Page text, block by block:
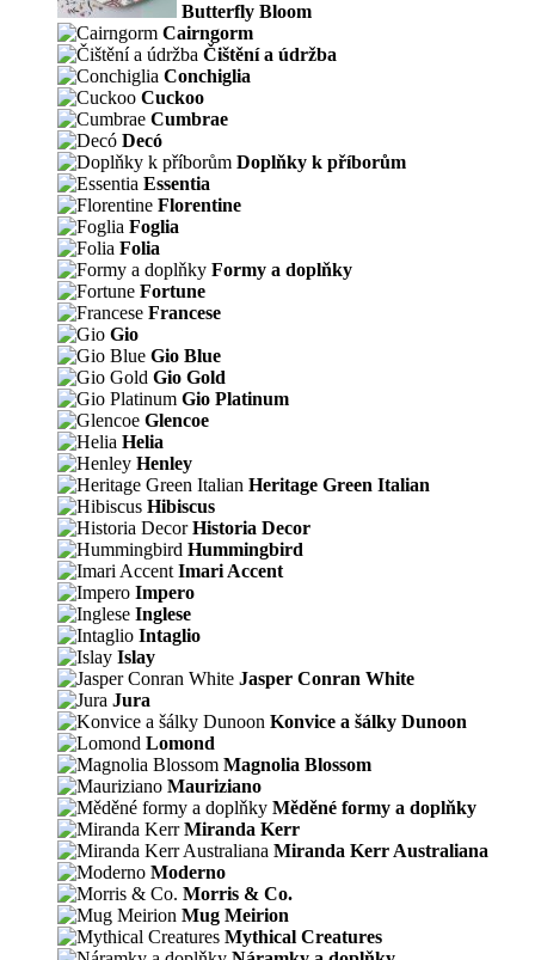
Butterfly Bloom
Cairngorm
Čištění a údržba
Conchiglia
Cuckoo
Cumbrae
Decó
Doplňky k příborům
Essentia
Florentine
Foglia
Folia
Formy a doplňky
Fortune
Francese
Gio
Gio Blue
Gio Gold
Gio Platinum
Glencoe
Helia
Henley
Heritage Green Italian
Hibiscus
Historia Decor
Hummingbird
Imari Accent
Impero
Inglese
Intaglio
Islay
Jasper Conran White
Jura
Konvice a šálky Dunoon
Lomond
Magnolia Blossom
Mauriziano
Měděné formy a doplňky
Miranda Kerr
Miranda Kerr Australiana
Moderno
Morris & Co.
Mug Meirion
Mythical Creatures